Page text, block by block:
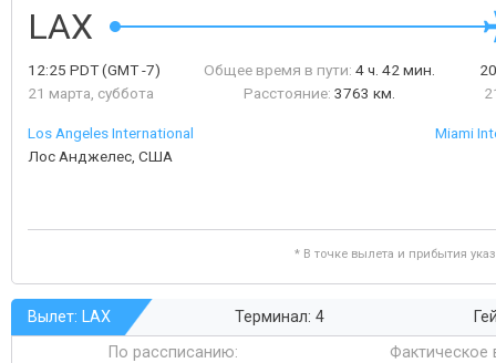
LAX
12:25 PDT(GMT -7)
21 марта, суббота
Общее время в пути: 4 ч. 42 мин.
Расстояние: 3763 км.
Los Angeles International
Лос Анджелес, США
Miami
* В точке вылета и прибытия
Вылет: LAX Терминал: 4
По рассписанию:
Фактическое